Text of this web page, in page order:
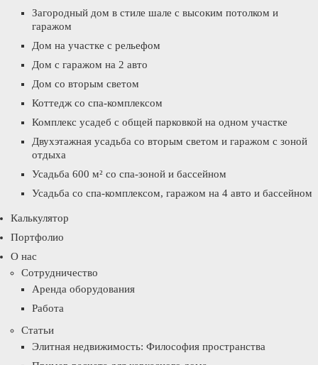
Загородный дом в стиле шале с высоким потолком и
гаражом
Дом на участке с рельефом
Дом с гаражом на 2 авто
Дом со вторым светом
Коттедж со спа-комплексом
Комплекс усадеб с общей парковкой на одном участке
Двухэтажная усадьба со вторым светом и гаражом с зоной
отдыха
Усадьба 600 м² со спа-зоной и бассейном
Усадьба со спа-комплексом, гаражом на 4 авто и бассейном
Калькулятор
Портфолио
О нас
Сотрудничество
Аренда оборудования
Работа
Статьи
Элитная недвижимость: Философия пространства